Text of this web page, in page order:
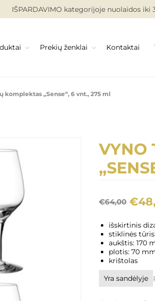
IŠPARDAVIMO kategorijoje nuolaidos iki
Prekių ženklai Kontaktai
komplektas „Sense“, 6 vnt., 275 ml
VYNO
€64,00
išskirtinis
stiklinės
aukštis: 170
plotis: 70
krištolas
Yra sandėlyje